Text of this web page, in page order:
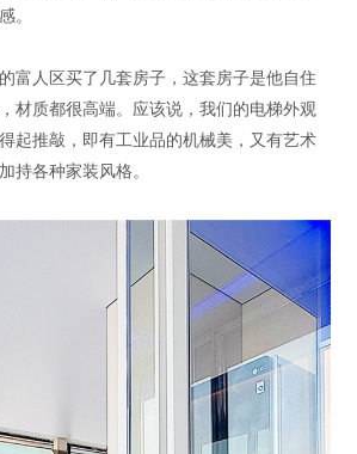
。
人区买了几套房子，这套房子是他自住
材质都很高端。应该说，我们的电梯外观
起推敲，即有工业品的机械美，又有艺术
持各种家装风格。